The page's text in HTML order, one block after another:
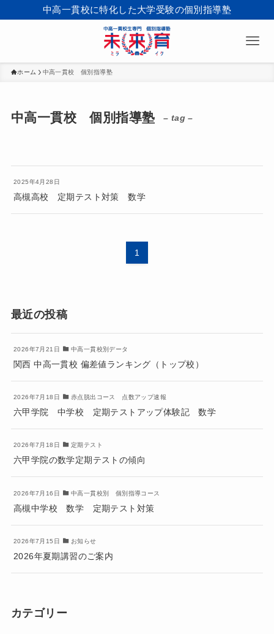
中高一貫校に特化した大学受験の個別指導塾
ホーム 中高一貫校 個別指導塾
中高一貫校 個別指導塾 – tag –
2025年4月28日
高槻高校 定期テスト対策 数学
1
最近の投稿
2026年7月21日 中高一貫校別データ
関西 中高一貫校 偏差値ランキング（トップ校）
2026年7月18日 赤点脱出コース 点数アップ速報
六甲学院 中学校 定期テストアップ体験記 数学
2026年7月18日 定期テスト
六甲学院の数学定期テストの傾向
2026年7月16日 中高一貫校別 個別指導コース
高槻中学校 数学 定期テスト対策
2026年7月15日 お知らせ
2026年夏期講習のご案内
カテゴリー